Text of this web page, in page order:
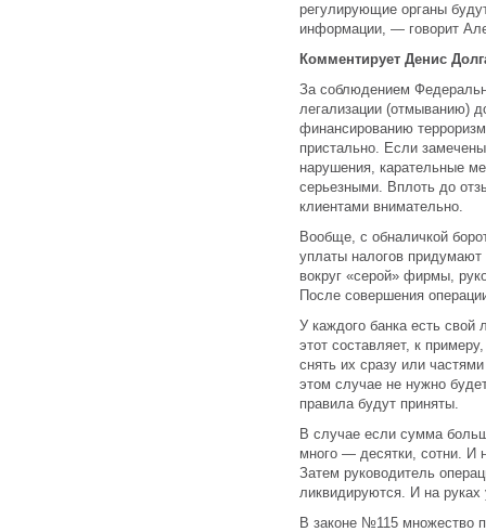
регулирующие органы
информации, — говорит
Комментирует Денис
За соблюдением
легализации (отмыванию)
финансированию
пристально. Если
нарушения, карательные
серьезными. Вплоть до
клиентами внимательно.
Вообще, с обналичкой
уплаты налогов придумают
вокруг «серой» фирмы,
После совершения
У каждого банка есть
этот составляет, к
снять их сразу или
этом случае не нужно
правила будут приняты.
В случае если сумма
много — десятки, сотни. И
Затем руководитель
ликвидируются. И на руках
В законе №115 множество